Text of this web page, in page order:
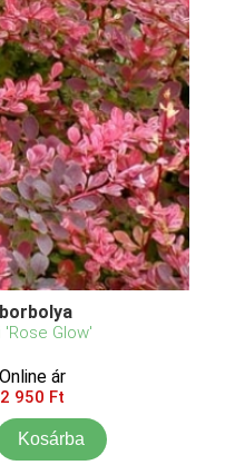
Glow'
Online ár
2 950 Ft
Kosárba